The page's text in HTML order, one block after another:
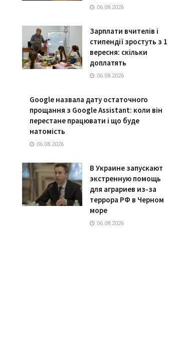
06.08.2026
Зарплати вчителів і
стипендії зростуть з 1
вересня: скільки
доплатять
06.08.2026
Google назвала дату остаточного
прощання з Google Assistant: коли він
перестане працювати і що буде
натомість
06.08.2026
В Украине запускают
экстренную помощь
для аграриев из-за
террора РФ в Черном
море
06.08.2026